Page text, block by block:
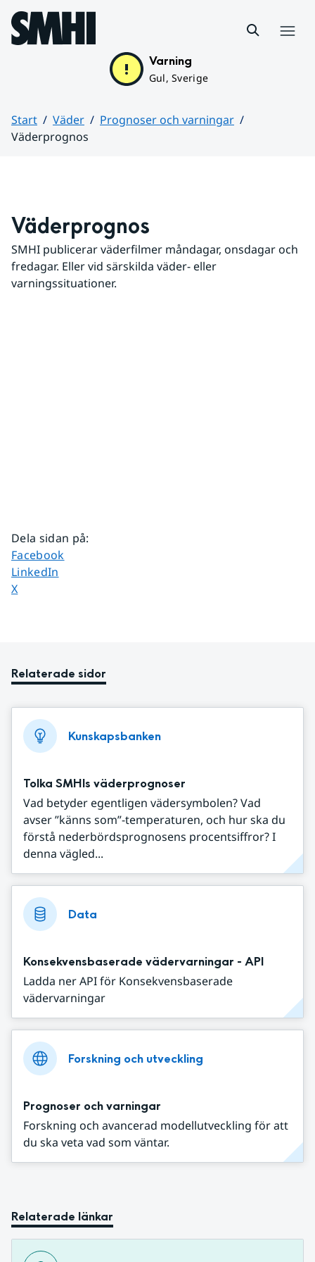
Hoppa till sidans innehåll
Varning
Gul, Sverige
Start Väder
Prognoser och varningar
Väderprognos
Väderprognos
SMHI publicerar väderfilmer måndagar, onsdagar och
fredagar. Eller vid särskilda väder- eller
varningssituationer.
Dela sidan på:
Dela sidan på
Facebook
Dela sidan på
LinkedIn
Dela sidan på
X
Relaterade sidor
Kunskapsbanken
Tolka SMHIs väderprognoser
Vad betyder egentligen vädersymbolen? Vad
avser ”känns som”-temperaturen, och hur ska du
förstå nederbördsprognosens procentsiffror? I
denna vägled...
Data
Konsekvensbaserade vädervarningar - API
Ladda ner API för Konsekvensbaserade
vädervarningar
Forskning och utveckling
Prognoser och varningar
Forskning och avancerad modellutveckling för att
du ska veta vad som väntar.
Relaterade länkar